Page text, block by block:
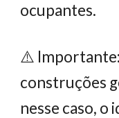
ocupantes.
⚠️ Importante:
construções
nesse caso, o